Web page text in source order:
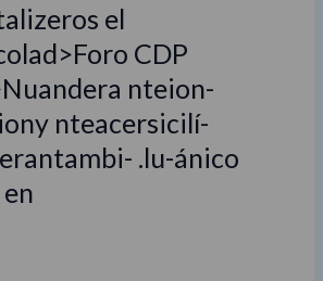
el
CDP
nteion-
nteacersicilí-
.lu-ánico